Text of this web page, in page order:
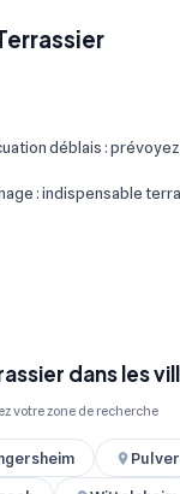
déblais :
: indispensable
dans les
votre zone de recherche